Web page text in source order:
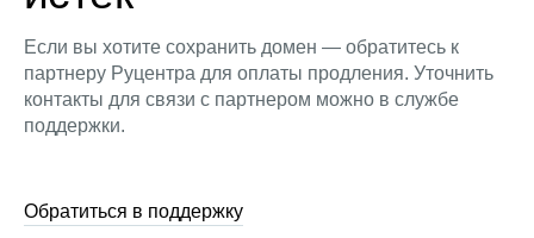
Если вы хотите сохранить домен — обратитесь к
партнеру Руцентра для оплаты продления. Уточнить
контакты для связи с партнером можно в службе
поддержки.
Обратиться в поддержку